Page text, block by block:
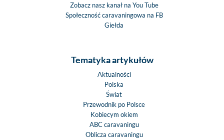
Zobacz nasz kanał na You Tube
Społeczność caravaningowa na FB
Giełda
Tematyka artykułów
Aktualności
Polska
Świat
Przewodnik po Polsce
Kobiecym okiem
ABC caravaningu
Oblicza caravaningu